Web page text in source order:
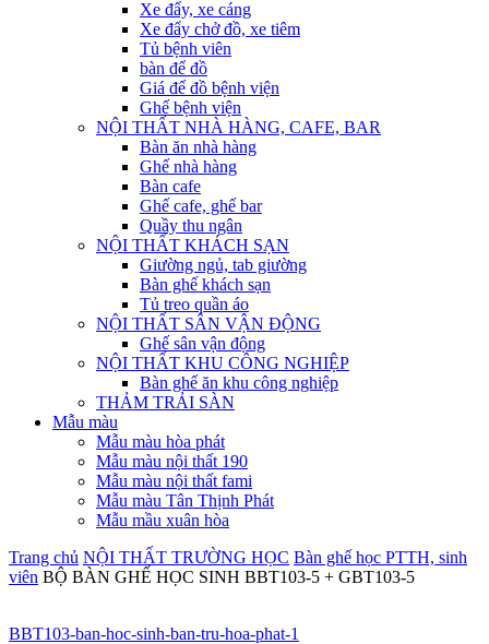
Xe đẩy, xe cáng
Xe đẩy chở đồ, xe tiêm
Tủ bệnh viên
bàn để đồ
Giá để đồ bệnh viện
Ghế bệnh viện
NỘI THẤT NHÀ HÀNG, CAFE, BAR
Bàn ăn nhà hàng
Ghế nhà hàng
Bàn cafe
Ghế cafe, ghế bar
Quầy thu ngân
NỘI THẤT KHÁCH SẠN
Giường ngủ, tab giường
Bàn ghế khách sạn
Tủ treo quần áo
NỘI THẤT SÂN VẬN ĐỘNG
Ghế sân vận động
NỘI THẤT KHU CÔNG NGHIỆP
Bàn ghế ăn khu công nghiệp
THẢM TRẢI SÀN
Mẫu màu
Mẫu màu hòa phát
Mẫu màu nội thất 190
Mẫu màu nội thất fami
Mẫu màu Tân Thịnh Phát
Mẫu mầu xuân hòa
Trang chủ NỘI THẤT TRƯỜNG HỌC Bàn ghế học PTTH, sinh
viên BỘ BÀN GHẾ HỌC SINH BBT103-5 + GBT103-5
BBT103-ban-hoc-sinh-ban-tru-hoa-phat-1